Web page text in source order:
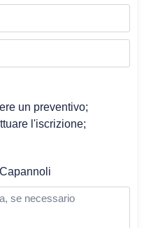
un preventivo;
l'iscrizione;
Capannoli